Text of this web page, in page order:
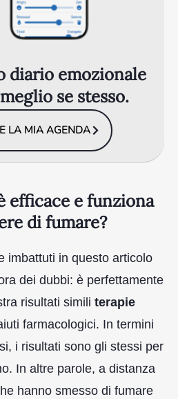
diario emozionale
se stesso.
LA MIA AGENDA
efficace e funziona
di fumare?
imbattuti in questo articolo
dei dubbi: è perfettamente
risultati simili terapie
farmacologici. In termini
i risultati sono gli stessi per
In altre parole, a distanza
hanno smesso di fumare